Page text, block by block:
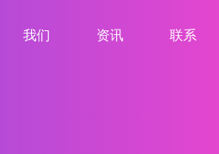
我们
资讯
联系